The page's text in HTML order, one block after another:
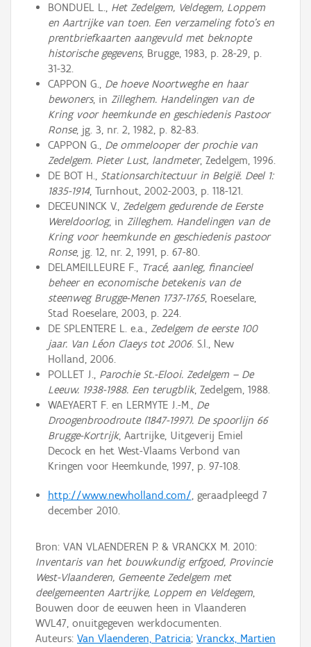
BONDUEL L., Het Zedelgem, Veldegem, Loppem
en Aartrijke van toen. Een verzameling foto's en
prentbriefkaarten aangevuld met beknopte
historische gegevens, Brugge, 1983, p. 28-29, p.
31-32.
CAPPON G., De hoeve Noortweghe en haar
bewoners, in Zilleghem. Handelingen van de
Kring voor heemkunde en geschiedenis Pastoor
Ronse, jg. 3, nr. 2, 1982, p. 82-83.
CAPPON G., De ommelooper der prochie van
Zedelgem. Pieter Lust, landmeter, Zedelgem, 1996.
DE BOT H., Stationsarchitectuur in België. Deel 1:
1835-1914, Turnhout, 2002-2003, p. 118-121.
DECEUNINCK V., Zedelgem gedurende de Eerste
Wereldoorlog, in Zilleghem. Handelingen van de
Kring voor heemkunde en geschiedenis pastoor
Ronse, jg. 12, nr. 2, 1991, p. 67-80.
DELAMEILLEURE F., Tracé, aanleg, financieel
beheer en economische betekenis van de
steenweg Brugge-Menen 1737-1765, Roeselare,
Stad Roeselare, 2003, p. 224.
DE SPLENTERE L. e.a., Zedelgem de eerste 100
jaar. Van Léon Claeys tot 2006. S.l., New
Holland, 2006.
POLLET J., Parochie St.-Elooi. Zedelgem – De
Leeuw. 1938-1988. Een terugblik, Zedelgem, 1988.
WAEYAERT F. en LERMYTE J.-M., De
Droogenbroodroute (1847-1997). De spoorlijn 66
Brugge-Kortrijk, Aartrijke, Uitgeverij Emiel
Decock en het West-Vlaams Verbond van
Kringen voor Heemkunde, 1997, p. 97-108.
http://www.newholland.com/, geraadpleegd 7
december 2010.
Bron: VAN VLAENDEREN P. & VRANCKX M. 2010:
Inventaris van het bouwkundig erfgoed, Provincie
West-Vlaanderen, Gemeente Zedelgem met
deelgemeenten Aartrijke, Loppem en Veldegem,
Bouwen door de eeuwen heen in Vlaanderen
WVL47, onuitgegeven werkdocumenten.
Auteurs: Van Vlaenderen, Patricia; Vranckx, Martien